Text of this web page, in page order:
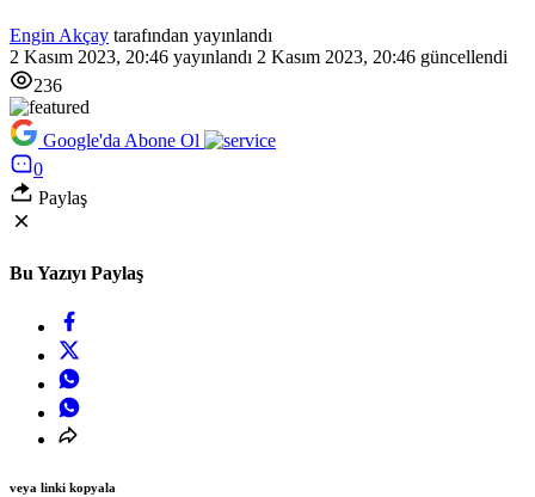
Engin Akçay tarafından yayınlandı
2 Kasım 2023, 20:46 yayınlandı 2 Kasım 2023, 20:46 güncellendi
236
Google'da Abone Ol
0
Paylaş
Bu Yazıyı Paylaş
veya linki kopyala